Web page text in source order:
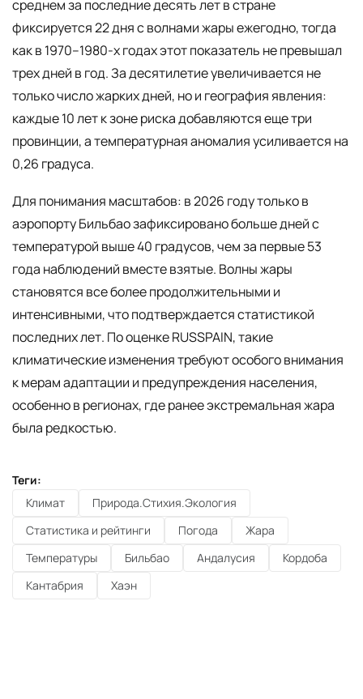
среднем за последние десять лет в стране
фиксируется 22 дня с волнами жары ежегодно, тогда
как в 1970–1980-х годах этот показатель не превышал
трех дней в год. За десятилетие увеличивается не
только число жарких дней, но и география явления:
каждые 10 лет к зоне риска добавляются еще три
провинции, а температурная аномалия усиливается на
0,26 градуса.
Для понимания масштабов: в 2026 году только в
аэропорту Бильбао зафиксировано больше дней с
температурой выше 40 градусов, чем за первые 53
года наблюдений вместе взятые. Волны жары
становятся все более продолжительными и
интенсивными, что подтверждается статистикой
последних лет. По оценке RUSSPAIN, такие
климатические изменения требуют особого внимания
к мерам адаптации и предупреждения населения,
особенно в регионах, где ранее экстремальная жара
была редкостью.
Теги:
Климат
Природа.Стихия.Экология
Статистика и рейтинги
Погода
Жара
Температуры
Бильбао Андалусия
Кордоба
Кантабрия
Хаэн